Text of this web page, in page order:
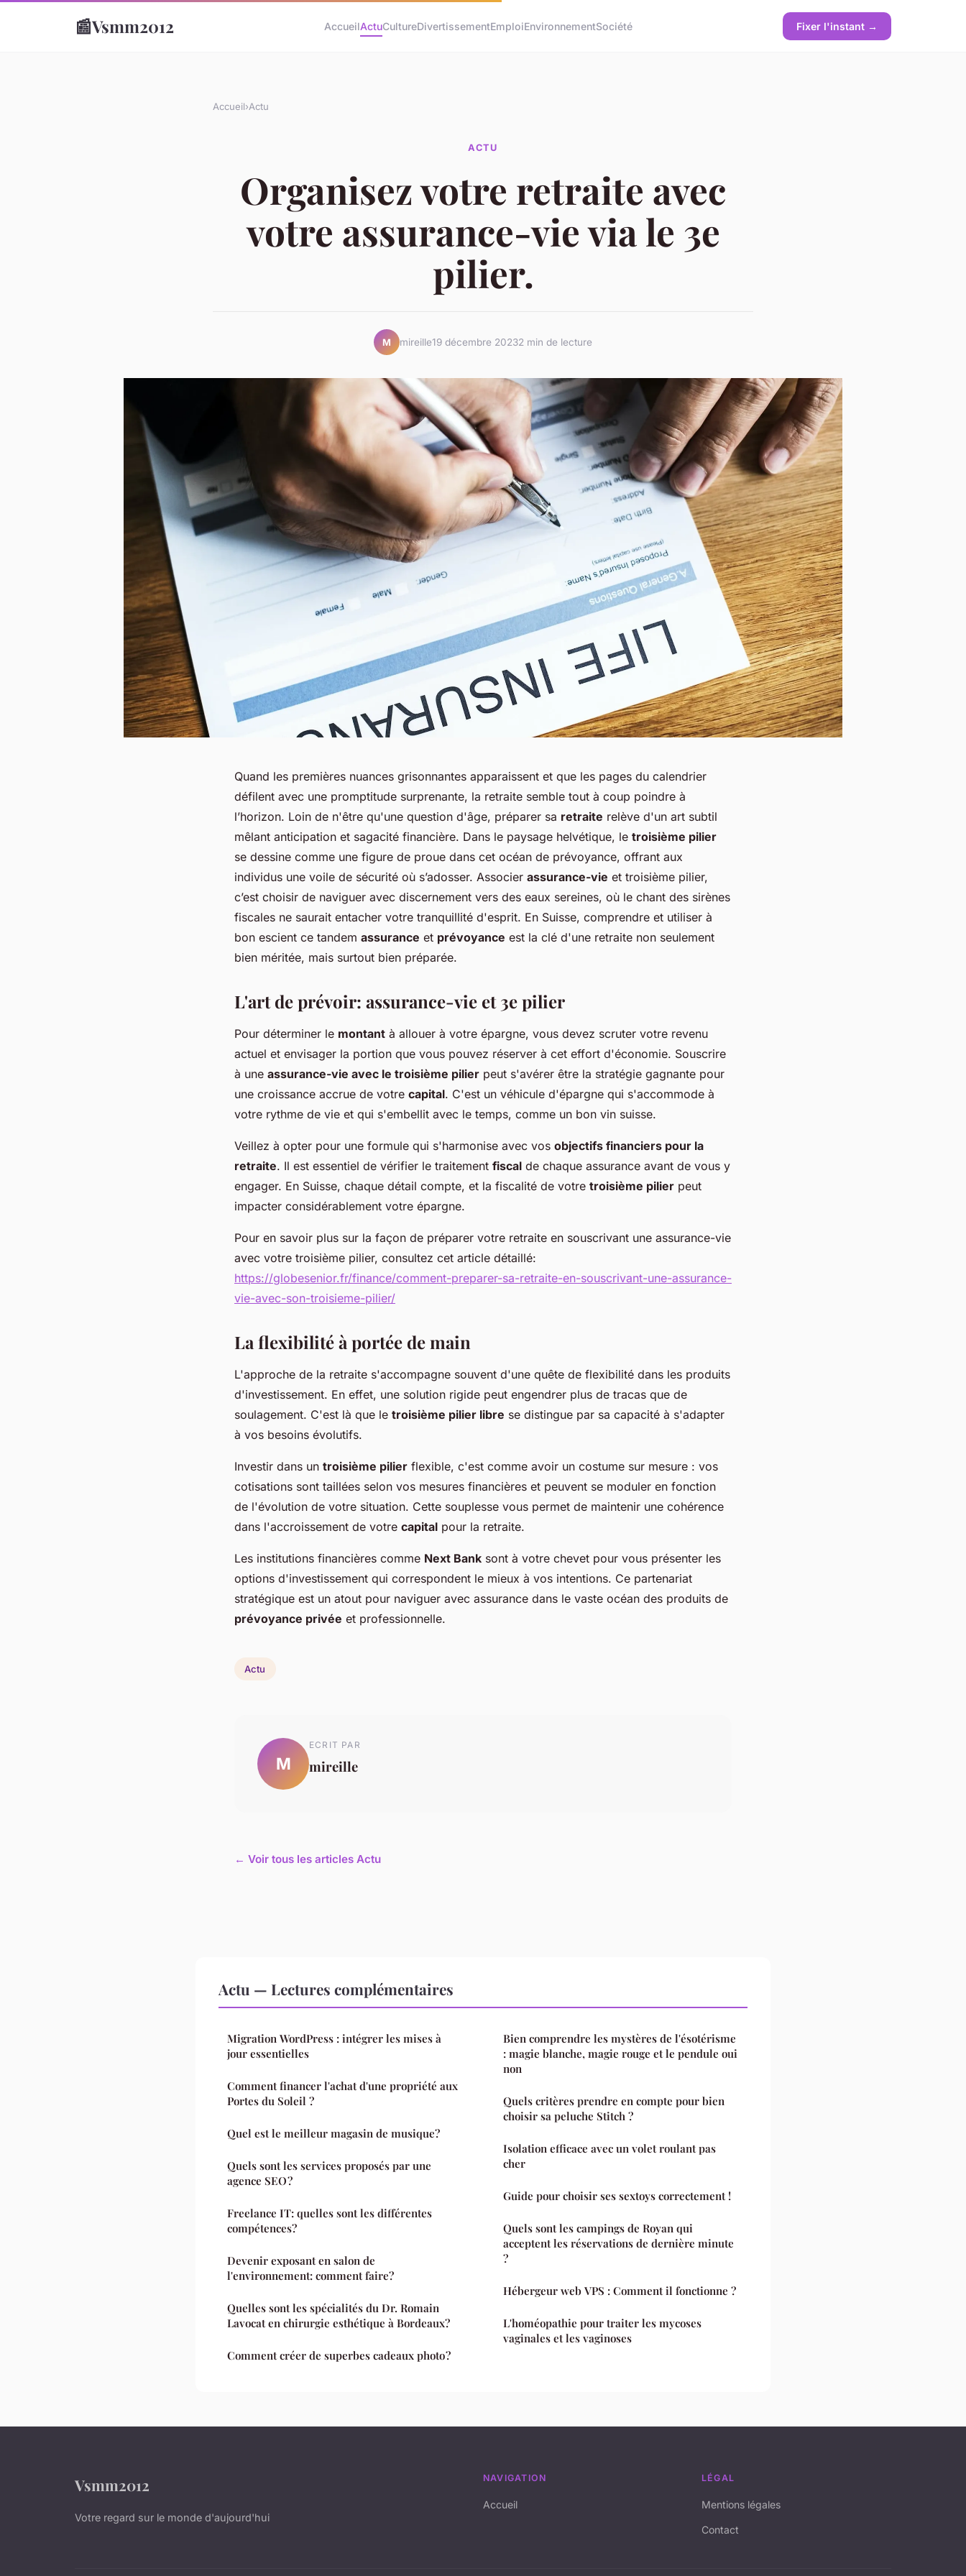
📰Vsmm2012 AccueilActuCultureDivertissementEmploiEnvironnementSociété Fixer l'instant →
Accueil›Actu
ACTU
Organisez votre retraite avec
votre assurance-vie via le 3e
pilier.
M mireille19 décembre 20232 min de lecture
Quand les premières nuances grisonnantes apparaissent et que les pages du calendrier
défilent avec une promptitude surprenante, la retraite semble tout à coup poindre à
l’horizon. Loin de n'être qu'une question d'âge, préparer sa retraite relève d'un art subtil
mêlant anticipation et sagacité financière. Dans le paysage helvétique, le troisième pilier
se dessine comme une figure de proue dans cet océan de prévoyance, offrant aux
individus une voile de sécurité où s’adosser. Associer assurance-vie et troisième pilier,
c’est choisir de naviguer avec discernement vers des eaux sereines, où le chant des sirènes
fiscales ne saurait entacher votre tranquillité d'esprit. En Suisse, comprendre et utiliser à
bon escient ce tandem assurance et prévoyance est la clé d'une retraite non seulement
bien méritée, mais surtout bien préparée.
L'art de prévoir: assurance-vie et 3e pilier
Pour déterminer le montant à allouer à votre épargne, vous devez scruter votre revenu
actuel et envisager la portion que vous pouvez réserver à cet effort d'économie. Souscrire
à une assurance-vie avec le troisième pilier peut s'avérer être la stratégie gagnante pour
une croissance accrue de votre capital. C'est un véhicule d'épargne qui s'accommode à
votre rythme de vie et qui s'embellit avec le temps, comme un bon vin suisse.
Veillez à opter pour une formule qui s'harmonise avec vos objectifs financiers pour la
retraite. Il est essentiel de vérifier le traitement fiscal de chaque assurance avant de vous y
engager. En Suisse, chaque détail compte, et la fiscalité de votre troisième pilier peut
impacter considérablement votre épargne.
Pour en savoir plus sur la façon de préparer votre retraite en souscrivant une assurance-vie
avec votre troisième pilier, consultez cet article détaillé:
https://globesenior.fr/finance/comment-preparer-sa-retraite-en-souscrivant-une-assurance-
vie-avec-son-troisieme-pilier/
La flexibilité à portée de main
L'approche de la retraite s'accompagne souvent d'une quête de flexibilité dans les produits
d'investissement. En effet, une solution rigide peut engendrer plus de tracas que de
soulagement. C'est là que le troisième pilier libre se distingue par sa capacité à s'adapter
à vos besoins évolutifs.
Investir dans un troisième pilier flexible, c'est comme avoir un costume sur mesure : vos
cotisations sont taillées selon vos mesures financières et peuvent se moduler en fonction
de l'évolution de votre situation. Cette souplesse vous permet de maintenir une cohérence
dans l'accroissement de votre capital pour la retraite.
Les institutions financières comme Next Bank sont à votre chevet pour vous présenter les
options d'investissement qui correspondent le mieux à vos intentions. Ce partenariat
stratégique est un atout pour naviguer avec assurance dans le vaste océan des produits de
prévoyance privée et professionnelle.
Actu
M
ECRIT PAR
mireille
← Voir tous les articles Actu
Actu — Lectures complémentaires
Migration WordPress : intégrer les mises à
jour essentielles
Comment financer l'achat d'une propriété aux
Portes du Soleil ?
Quel est le meilleur magasin de musique?
Quels sont les services proposés par une
agence SEO ?
Freelance IT: quelles sont les différentes
compétences?
Devenir exposant en salon de
l'environnement: comment faire?
Quelles sont les spécialités du Dr. Romain
Lavocat en chirurgie esthétique à Bordeaux?
Comment créer de superbes cadeaux photo ?
Bien comprendre les mystères de l'ésotérisme
: magie blanche, magie rouge et le pendule oui
non
Quels critères prendre en compte pour bien
choisir sa peluche Stitch ?
Isolation efficace avec un volet roulant pas
cher
Guide pour choisir ses sextoys correctement !
Quels sont les campings de Royan qui
acceptent les réservations de dernière minute
?
Hébergeur web VPS : Comment il fonctionne ?
L'homéopathie pour traiter les mycoses
vaginales et les vaginoses
Vsmm2012
Votre regard sur le monde d'aujourd'hui
NAVIGATION
Accueil
LÉGAL
Mentions légales
Contact